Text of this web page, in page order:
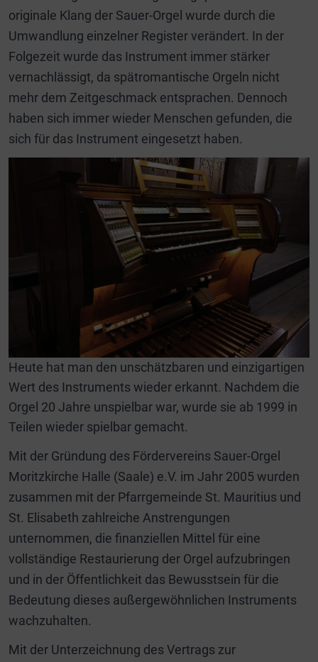
originale Klang der Sauer-Orgel wurde durch die
Umwandlung einzelner Register verändert. In der
Folgezeit wurde das Instrument immer stärker
vernachlässigt, da spätromantische Orgeln nicht
mehr dem Zeitgeschmack entsprachen. Dennoch
haben sich immer wieder Menschen gefunden, die
sich für das Instrument eingesetzt haben.
Heute hat man den unschätzbaren und einzigartigen
Wert des Instruments wieder erkannt. Nachdem die
Orgel 20 Jahre unspielbar war, wurde sie ab 1999 in
Teilen wieder spielbar gemacht.
Mit der Gründung des Fördervereins Sauer-Orgel
Moritzkirche Halle (Saale) e.V. im Jahr 2005 wurden
zusammen mit der Pfarrgemeinde St. Mauritius und
St. Elisabeth zahlreiche Anstrengungen
unternommen, die finanziellen Mittel für eine
vollständige Restaurierung der Orgel aufzubringen
und in der Öffentlichkeit das Bewusstsein für die
Bedeutung dieses außergewöhnlichen Instruments
wachzuhalten.
Mit der Unterzeichnung des Vertrags zur